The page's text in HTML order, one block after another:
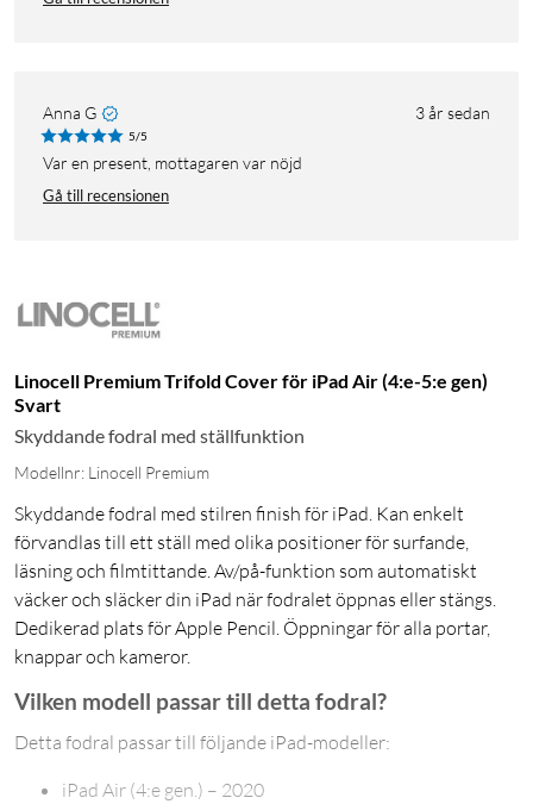
Anna G 3 år sedan
5/5
Var en present, mottagaren var nöjd
Gå till recensionen
Linocell Premium Trifold Cover för iPad Air (4:e-5:e gen)
Svart
Skyddande fodral med ställfunktion
Modellnr: Linocell Premium
Skyddande fodral med stilren finish för iPad. Kan enkelt
förvandlas till ett ställ med olika positioner för surfande,
läsning och filmtittande. Av/på-funktion som automatiskt
väcker och släcker din iPad när fodralet öppnas eller stängs.
Dedikerad plats för Apple Pencil. Öppningar för alla portar,
knappar och kameror.
Vilken modell passar till detta fodral?
Detta fodral passar till följande iPad-modeller:
iPad Air (4:e gen.) – 2020